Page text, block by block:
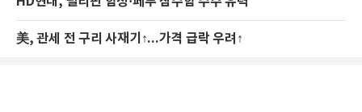
美, 관세 전 구리 사재기↑...가격 급락 우려↑